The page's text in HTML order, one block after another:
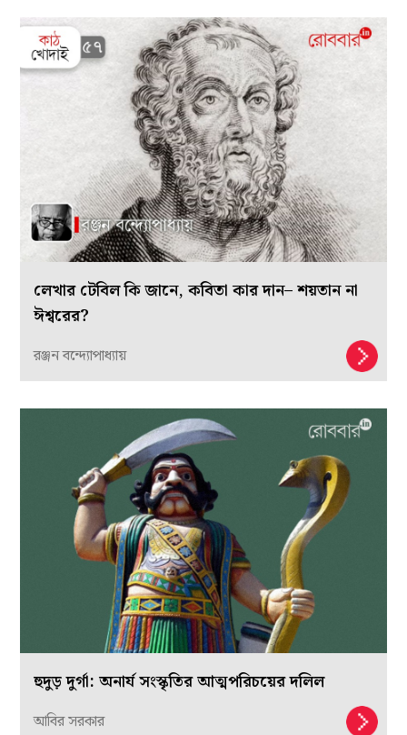
লেখার টেবিল কি জানে, কবিতা কার দান– শয়তান না
ঈশ্বরের?
রঞ্জন বন্দ্যোপাধ্যায়
হুদুড় দুর্গা: অনার্য সংস্কৃতির আত্মপরিচয়ের দলিল
আবির সরকার